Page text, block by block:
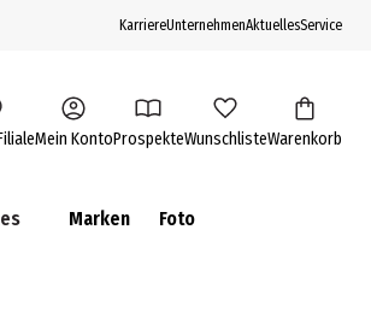
KarriereUnternehmenAktuellesService
Mein KontoProspekteWunschlisteWarenkorb
Marken Foto